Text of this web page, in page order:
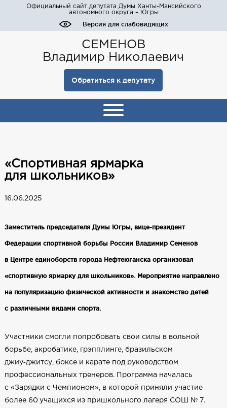
Официальный сайт депутата Думы Ханты-Мансийского
автономного округа – Югры
Версия для слабовидящих
СЕМЕНОВ
Владимир Николаевич
Обратиться к депутату
«Спортивная ярмарка
для школьников»
16.06.2025
Заместитель председателя Думы Югры, вице‑президент
Федерации спортивной борьбы России Владимир Семенов
в Центре единоборств города Нефтеюганска организовал
«спортивную ярмарку для школьников». Мероприятие направлено
на популяризацию физической активности и знакомство детей
с различными видами спорта.
Участники смогли попробовать свои силы в вольной
борьбе, акробатике, грэпплинге, бразильском
джиу‑джитсу, боксе и карате под руководством
профессиональных тренеров. Программа началась
с «Зарядки с Чемпионом», в которой приняли участие
более 60 учащихся из пришкольного лагеря СОШ № 7.